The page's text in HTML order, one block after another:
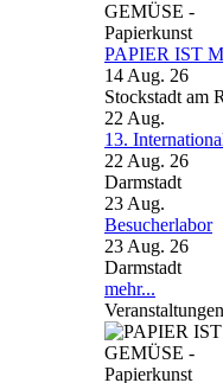
PAPIER IST
14 Aug. 26
Stockstadt am
22 Aug.
13.
22 Aug. 26
Darmstadt
23 Aug.
Besucherlabor
23 Aug. 26
Darmstadt
mehr...